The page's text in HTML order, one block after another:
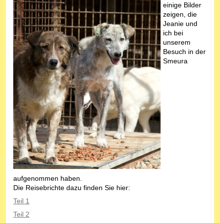
einige Bilder
zeigen, die
Jeanie und
ich bei
unserem
Besuch in der
Smeura
aufgenommen haben.
Die Reisebrichte dazu finden Sie hier:
Teil 1
Teil 2